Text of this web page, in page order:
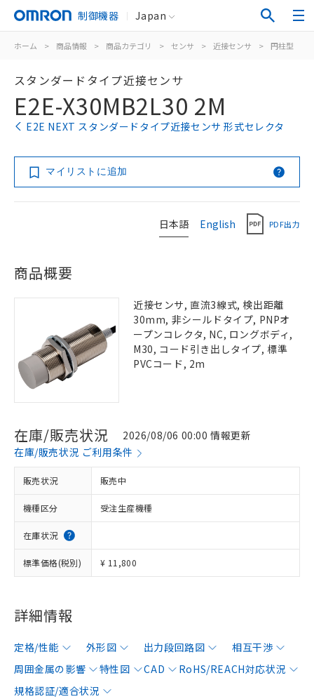
制御機器 Japan
ホーム > 商品情報 > 商品カテゴリ > センサ > 近接センサ > 円柱型
スタンダードタイプ近接センサ
E2E-X30MB2L30 2M
E2E NEXT スタンダードタイプ近接センサ 形式セレクタ
マイリストに追加
日本語 English PDF出力
商品概要
近接センサ, 直流3線式, 検出距離
30mm, 非シールドタイプ, PNPオ
ープンコレクタ, NC, ロングボディ,
M30, コード引き出しタイプ, 標準
PVCコード, 2m
在庫/販売状況
2026/08/06 00:00 情報更新
在庫/販売状況 ご利用条件
販売状況 販売中
機種区分 受注生産機種
在庫状況
標準価格(税別) ¥ 11,800
詳細情報
定格/性能 外形図 出力段回路図
相互干渉
周囲金属の影響
特性図 CAD
RoHS/REACH対応状況
規格認証/適合状況